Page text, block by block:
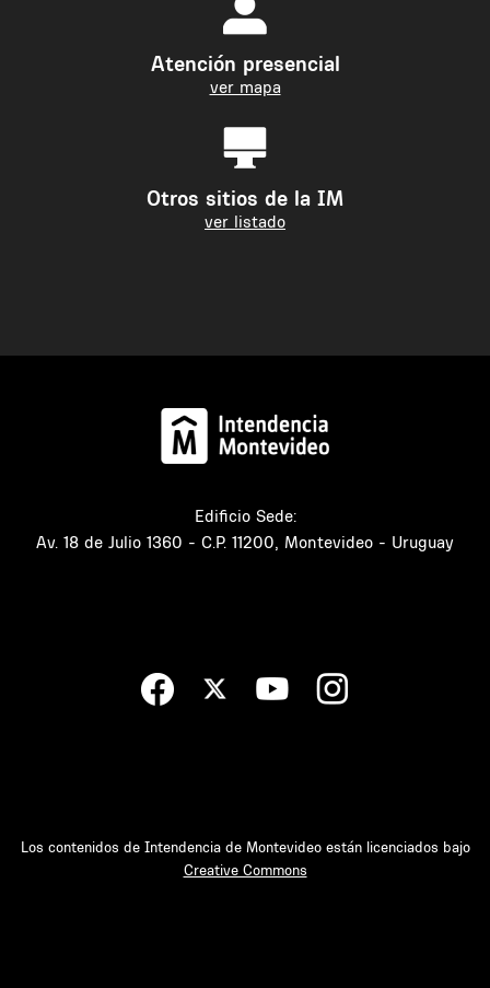
Atención presencial
ver mapa
Otros sitios de la IM
ver listado
Edificio Sede:
Av. 18 de Julio 1360 - C.P. 11200, Montevideo - Uruguay
Los contenidos de Intendencia de Montevideo están licenciados bajo
Creative Commons